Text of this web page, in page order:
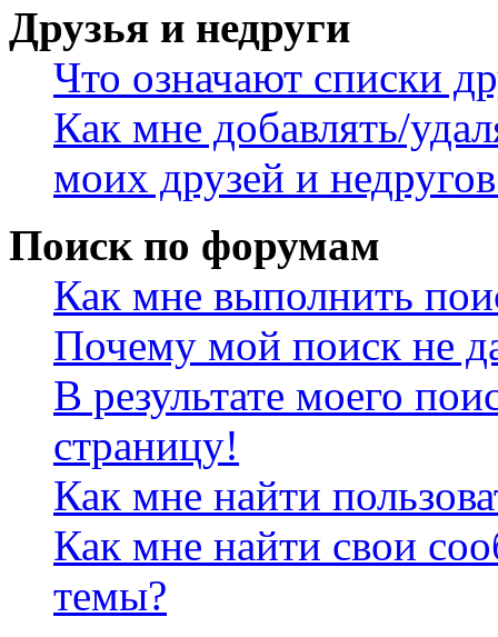
Друзья и недруги
Что означают списки
Как мне добавлять/
моих друзей и
Поиск по форумам
Как мне выполнить
Почему мой поиск не
В результате моего
страницу!
Как мне найти
Как мне найти свои
темы?